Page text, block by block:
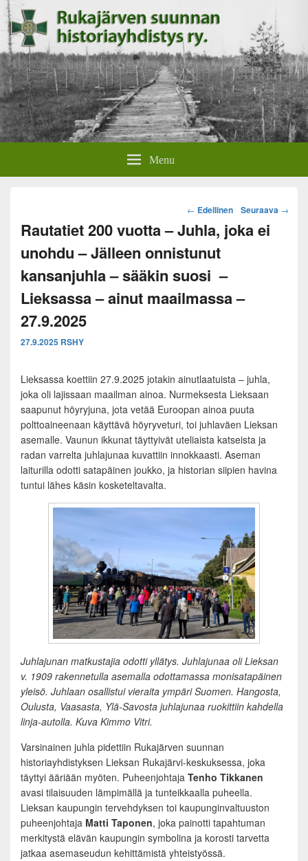
Rukajärven suunnan
historiayhdistys
Menu
Post
navigation
← Edellinen Seuraava →
Rautatiet 200 vuotta – Juhla, joka ei
unohdu – Jälleen onnistunut
kansanjuhla – sääkin suosi –
Lieksassa – ainut maailmassa –
27.9.2025
27.9.2025 RSHY
Lieksassa koettiin 27.9.2025 jotakin ainutlaatuista – juhla,
joka oli lajissaan maailman ainoa. Nurmeksesta Lieksaan
saapunut höyryjuna, jota vetää Euroopan ainoa puuta
polttoaineenaan käyttävä höyryveturi, toi juhlaväen Lieksan
asemalle. Vaunun ikkunat täyttyivät uteliaista katseista ja
radan varrelta juhlajunaa kuvattiin innokkaasti. Aseman
laiturilla odotti satapäinen joukko, ja historian siipien havina
tuntui lähes käsin kosketeltavalta.
Juhlajunan matkustajia odotti yllätys. Juhlajunaa oli Lieksan
v. 1909 rakennetulla asemalla odottamassa monisatapäinen
yleisö. Juhlaan osallistui vieraita ympäri Suomen. Hangosta,
Oulusta, Vaasasta, Ylä-Savosta juhlajunaa ruokittiin kahdella
linja-autolla. Kuva Kimmo Vitri.
Varsinainen juhla pidettiin Rukajärven suunnan
historiayhdistyksen Lieksan Rukajärvi-keskuksessa, joka
täyttyi ääriään myöten. Puheenjohtaja Tenho Tikkanen
avasi tilaisuuden lämpimällä ja tunteikkaalla puheella.
Lieksan kaupungin tervehdyksen toi kaupunginvaltuuston
puheenjohtaja Matti Taponen, joka painotti tapahtuman
merkitystä elävän kaupungin symbolina ja korosti tarvetta
jatkaa asemaseudun kehittämistä yhteistyössä.